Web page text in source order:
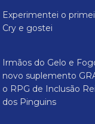
Experimentei o
Cry e gostei
Irmãos do Gelo e
novo suplemento
o RPG de Inclusão
dos Pinguins